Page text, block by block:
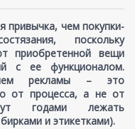
привычка, чем покупки-
поскольку
приобретенной вещи
с ее функционалом.
рекламы – это
от процесса, а не от
годами лежать
и этикетками).